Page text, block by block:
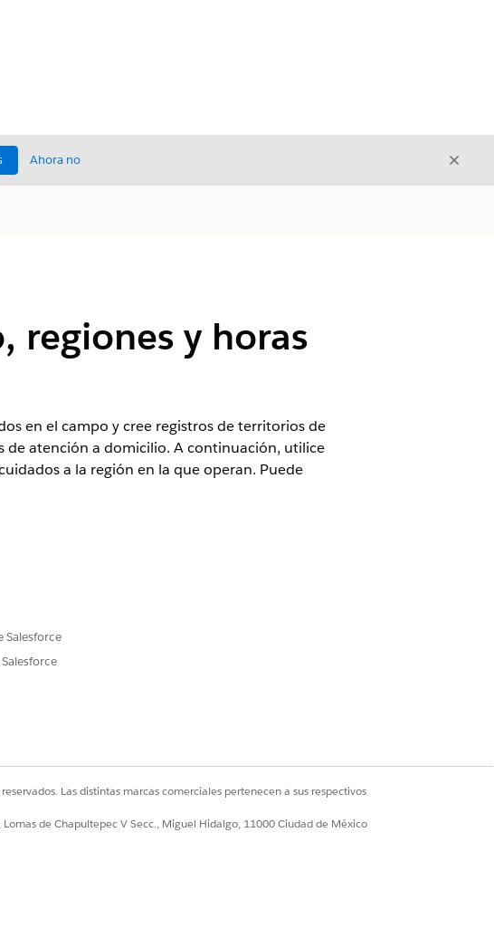
Ahora no Cerrar
regiones y horas
en el campo y cree registros de territorios de
de atención a domicilio. A continuación, utilice
a la región en la que operan. Puede
Atención a domicilio
Service utiliza estos registros para gestionar
proporciona servicios de atención a
Salesforce
Las distintas marcas comerciales pertenecen a sus respectivos
de Chapultepec V Secc., Miguel Hidalgo, 11000 Ciudad de México